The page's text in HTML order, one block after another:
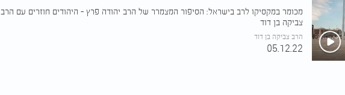
מכומר במקסיקו לרב בישראל: הסיפור המצמרר של הרב יהודה פרץ - היהודים חוזרים עם הרב
צביקה בן דוד
הרב צביקה בן דוד
05.12.22